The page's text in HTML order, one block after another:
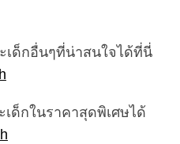
ด็กอื่นๆที่น่าสนใจได้ที่นี่
ด็กในราคาสุดพิเศษได้